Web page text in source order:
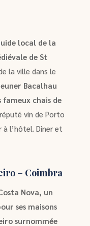
local de la
de St
la ville dans le
Bacalhau
fameux chais de
vin de Porto
à l’hôtel. Diner et
– Coimbra
Nova, un
ses maisons
surnommée